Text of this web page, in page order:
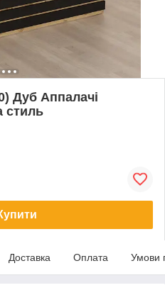
Дуб Аппалачі
стиль
Доставка Оплата Умови